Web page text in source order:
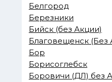
Белгород
Березники
Бийск (без Акции)
Благовещенск (Без
Бор
Борисоглебск
Боровичи (ДЛ) без